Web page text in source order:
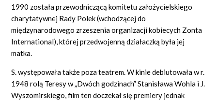
1990 została przewodniczącą komitetu założycielskiego
charytatywnej Rady Polek (wchodzącej do
międzynarodowego zrzeszenia organizacji kobiecych Zonta
International), której przedwojenną działaczką była jej
matka.
S. występowała także poza teatrem. W kinie debiutowała w r.
1948 rolą Teresy w „Dwóch godzinach” Stanisława Wohla i J.
Wyszomirskiego, film ten doczekał się premiery jednak